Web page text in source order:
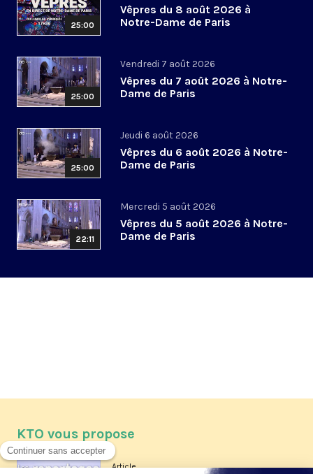
25:00
Vêpres du 8 août 2026 à
Notre-Dame de Paris
25:00
Vendredi 7 août 2026
Vêpres du 7 août 2026 à Notre-
Dame de Paris
25:00
Jeudi 6 août 2026
Vêpres du 6 août 2026 à Notre-
Dame de Paris
22:11
Mercredi 5 août 2026
Vêpres du 5 août 2026 à Notre-
Dame de Paris
KTO vous propose
Article